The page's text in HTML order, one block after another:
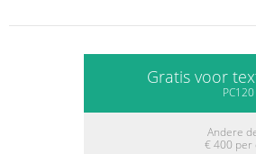
Gratis voor
Andere
€ 400 per